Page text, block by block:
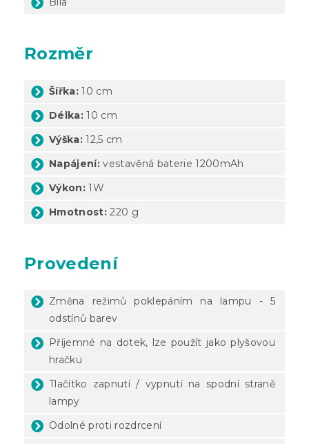
Rozměr
Šířka:10 cm
Délka: 10 cm
Výška:12,5 cm
Napájení: vestavěná baterie 1200mAh
Výkon: 1W
Hmotnost: 220 g
Provedení
Změna režimů poklepáním na lampu - 5
odstínů barev
Příjemné na dotek, lze použít jako plyšovou
hračku
Tlačítko zapnutí / vypnutí na spodní straně
lampy
Odolné proti rozdrcení